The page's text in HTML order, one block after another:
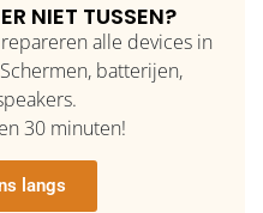
NIET TUSSEN?
alle devices in
batterijen,
30 minuten!
langs